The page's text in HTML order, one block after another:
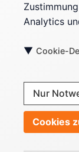
Mehr
Kontext &
Blog RSS-
Analytics
▼ Cookie-
Nur
Cookies